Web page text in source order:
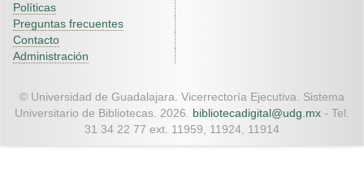
Políticas
Preguntas frecuentes
Contacto
Administración
© Universidad de Guadalajara. Vicerrectoría Ejecutiva. Sistema
Universitario de Bibliotecas. 2026. bibliotecadigital@udg.mx - Tel.
31 34 22 77 ext. 11959, 11924, 11914